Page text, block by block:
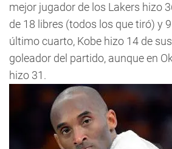
mejor jugador de los Lakers hizo
de 18 libres (todos los que tiró) y 9
último cuarto, Kobe hizo 14 de
goleador del partido, aunque en
hizo 31.